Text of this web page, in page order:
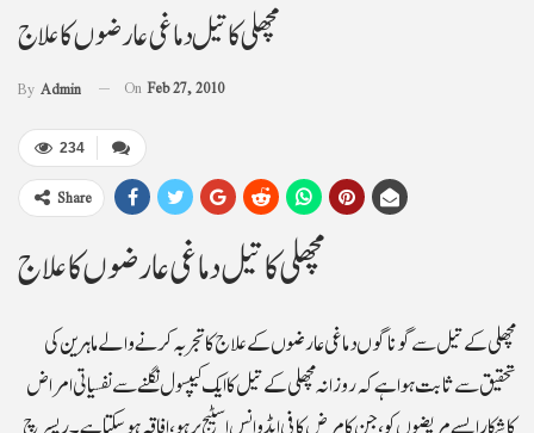
مچھلی کا تیل دماغی عارضوں کا علاج
By Admin On Feb 27, 2010
234
Share
مچھلی کا تیل دماغی عارضوں کا علاج
مچھلی کے تیل سے گونا گوں دماغی عارضوں کے علاج کا تجربہ کرنے والے ماہرین کی
تحقیق سے ثابت ہوا ہے کہ روزانہ مچھلی کے تیل کا ایک کیپسول نگلنے سے نفسیاتی امراض
کا شکار ایسے مریضوں کو، جن کا مرض کافی ایڈوانس اسٹیج پر ہو، افاقہ ہوسکتا ہے۔ ریسرچ